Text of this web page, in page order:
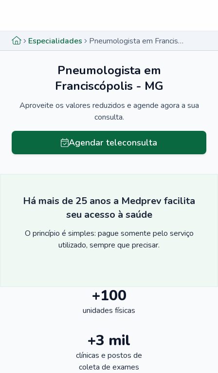
Especialidades Pneumologista em Franciscópolis - MG
Pneumologista em
Franciscópolis - MG
Aproveite os valores reduzidos e agende agora a sua
consulta.
Agendar teleconsulta
Há mais de 25 anos a Medprev facilita
seu acesso à saúde
O princípio é simples: pague somente pelo serviço
utilizado, sempre que precisar.
+100
unidades físicas
+3 mil
clínicas e postos de
coleta de exames